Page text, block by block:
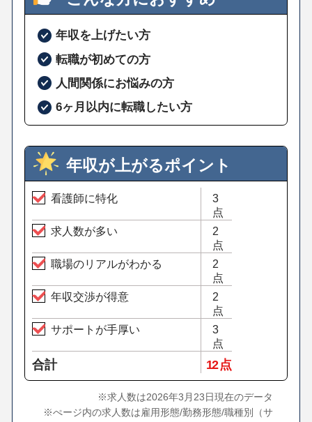
年収を上げたい方
転職が初めての方
人間関係にお悩みの方
6ヶ月以内に転職したい方
年収が上がるポイント
看護師に特化
3
点
求人数が多い
2
点
職場のリアルがわかる
2
点
年収交渉が得意
2
点
サポートが手厚い
3
点
合計 12 点
※求人数は2026年3月23日現在のデータ
※ぺージ内の求人数は雇用形態/勤務形態/職種別（サ